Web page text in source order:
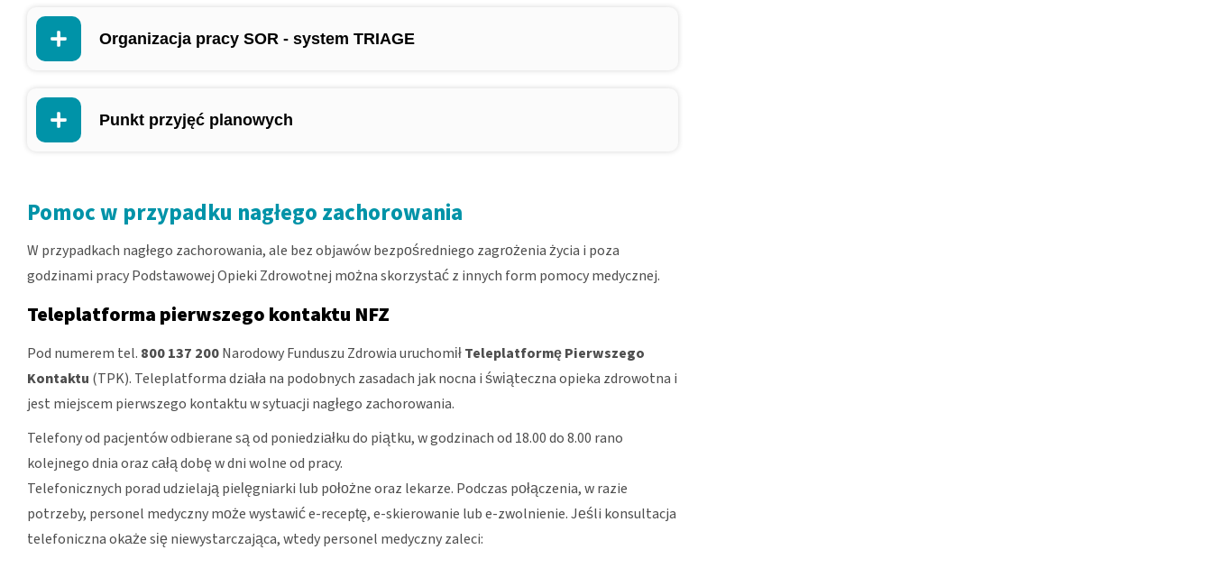
Organizacja pracy SOR - system TRIAGE
Punkt przyjęć planowych
Pomoc w przypadku nagłego zachorowania
W przypadkach nagłego zachorowania, ale bez objawów bezpośredniego zagrożenia życia i poza
godzinami pracy Podstawowej Opieki Zdrowotnej można skorzystać z innych form pomocy medycznej.
Teleplatforma pierwszego kontaktu NFZ
Pod numerem tel. 800 137 200Narodowy Funduszu Zdrowia uruchomiłTeleplatformę Pierwszego
Kontaktu (TPK). Teleplatforma działa na podobnych zasadach jak nocna i świąteczna opieka zdrowotna i
jest miejscem pierwszego kontaktu w sytuacji nagłego zachorowania.
Telefony od pacjentów odbierane są od poniedziałku do piątku, w godzinach od 18.00 do 8.00 rano
kolejnego dnia oraz całą dobę w dni wolne od pracy.
Telefonicznych porad udzielają pielęgniarki lub położne oraz lekarze. Podczas połączenia, w razie
potrzeby, personel medyczny może wystawić e-receptę, e-skierowanie lub e-zwolnienie. Jeśli konsultacja
telefoniczna okaże się niewystarczająca, wtedy personel medyczny zaleci: